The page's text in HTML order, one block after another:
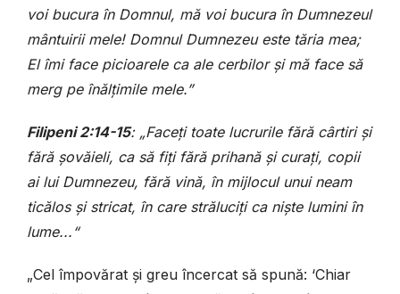
voi bucura în Domnul, mă voi bucura în Dumnezeul
mântuirii mele! Domnul Dumnezeu este tăria mea;
El îmi face picioarele ca ale cerbilor și mă face să
merg pe înălțimile mele.”
Filipeni 2:14-15: „Faceți toate lucrurile fără cârtiri și
fără șovăieli, ca să fiți fără prihană și curați, copii
ai lui Dumnezeu, fără vină, în mijlocul unui neam
ticălos și stricat, în care străluciți ca niște lumini în
lume...“
„Cel împovărat și greu încercat să spună: ‘Chiar